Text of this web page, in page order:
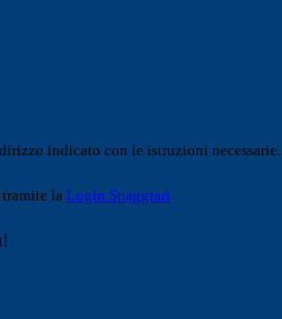
indicato con le istruzioni necessarie.
tramite la Login Spaggiari